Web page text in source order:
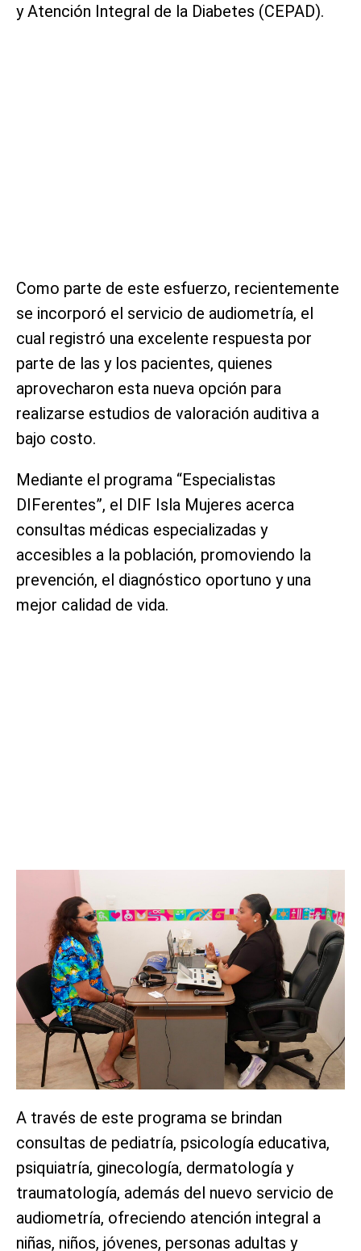
y Atención Integral de la Diabetes (CEPAD).
Como parte de este esfuerzo, recientemente
se incorporó el servicio de audiometría, el
cual registró una excelente respuesta por
parte de las y los pacientes, quienes
aprovecharon esta nueva opción para
realizarse estudios de valoración auditiva a
bajo costo.
Mediante el programa “Especialistas
DIFerentes”, el DIF Isla Mujeres acerca
consultas médicas especializadas y
accesibles a la población, promoviendo la
prevención, el diagnóstico oportuno y una
mejor calidad de vida.
A través de este programa se brindan
consultas de pediatría, psicología educativa,
psiquiatría, ginecología, dermatología y
traumatología, además del nuevo servicio de
audiometría, ofreciendo atención integral a
niñas, niños, jóvenes, personas adultas y